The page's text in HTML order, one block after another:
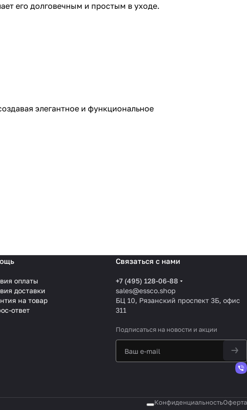
его долговечным и простым в уходе.
элегантное и функциональное
оплаты
доставки
на товар
ответ
Связаться с нами
+7 (495) 128-06-88
sales@essco.shop
БЦ 10, Рязанский проспект 3Б, офис
311
Подписаться на новости и акции
КонфиденциальностьОферта